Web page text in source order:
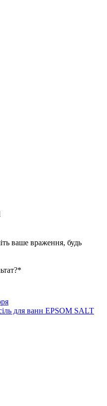
ваше враження, будь
для ванн EPSOM SALT